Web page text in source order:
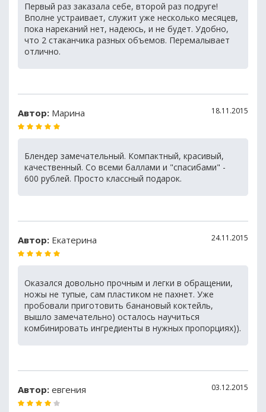
Первый раз заказала себе, второй раз подруге!
Вполне устраивает, служит уже несколько месяцев,
пока нареканий нет, надеюсь, и не будет. Удобно,
что 2 стаканчика разных объемов. Перемалывает
отлично.
Автор: Марина 18.11.2015
Блендер замечательный. Компактный, красивый,
качественный. Со всеми баллами и "спасибами" -
600 рублей. Просто классный подарок.
Автор: Екатерина 24.11.2015
Оказался довольно прочным и легки в обращении,
ножы не тупые, сам пластиком не пахнет. Уже
пробовали приготовить банановый коктейль,
вышло замечательно) осталось научиться
комбинировать ингредиенты в нужных пропорциях)).
Автор: евгения 03.12.2015